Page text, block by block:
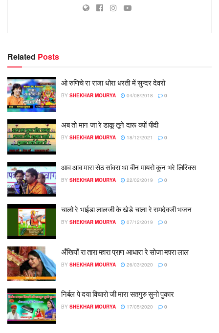
Related Posts
ओ रुणिचे रा राजा धोरा धरती में सुन्दर देवरो
BY SHEKHAR MOURYA 04/08/2018 0
अब तो मान जा रे डाकू तूने दारू क्यों पीदी
BY SHEKHAR MOURYA 18/12/2021 0
आव आव मारा सेठ सांवरा था बीन मायरो कुन भरे लिरिक्स
BY SHEKHAR MOURYA 22/02/2019 0
चालो रे भाईडा लालजी के खेडे चाला रे रामदेवजी भजन
BY SHEKHAR MOURYA 07/12/2019 0
अँखियाँ रा तारा म्हारा प्राण आधारा रे सोजा म्हारा लाल
BY SHEKHAR MOURYA 26/03/2020 0
निर्बल पे दया विचारो जी मारा सतगुरु सुनो पुकार
BY SHEKHAR MOURYA 17/05/2020 0